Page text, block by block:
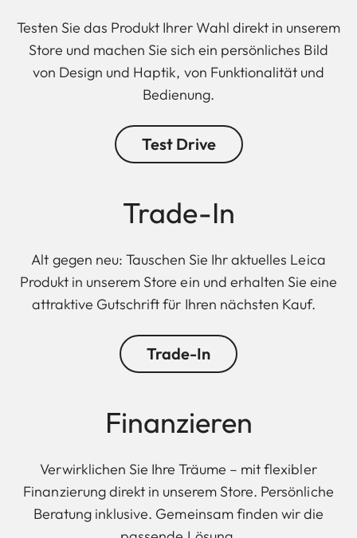
Testen Sie das Produkt Ihrer Wahl direkt in unserem
Store und machen Sie sich ein persönliches Bild
von Design und Haptik, von Funktionalität und
Bedienung.
Test Drive
Trade-In
Alt gegen neu: Tauschen Sie Ihr aktuelles Leica
Produkt in unserem Store ein und erhalten Sie eine
attraktive Gutschrift für Ihren nächsten Kauf.
Trade-In
Finanzieren
Verwirklichen Sie Ihre Träume – mit flexibler
Finanzierung direkt in unserem Store. Persönliche
Beratung inklusive. Gemeinsam finden wir die